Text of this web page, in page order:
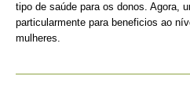
tipo de saúde para os donos. Agora,
particularmente para beneficios ao
mulheres.